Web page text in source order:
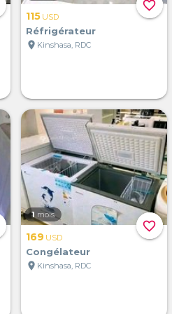
favorite_border
115 USD
Réfrigérateur
location_on Kinshasa, RDC
favorite_border
1 mois
169 USD
Congélateur
location_on Kinshasa, RDC